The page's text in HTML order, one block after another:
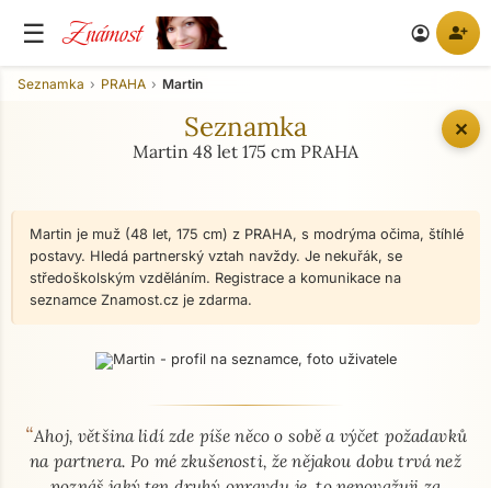
☰ Známost account_circle person_add
✕
Seznamka PRAHA Martin
Seznamka
Martin 48 let 175 cm PRAHA
Martin je muž (48 let, 175 cm) z PRAHA, s modrýma očima, štíhlé
postavy. Hledá partnerský vztah navždy. Je nekuřák, se
středoškolským vzděláním. Registrace a komunikace na
seznamce Znamost.cz je zdarma.
O mně - seznamka profil
“Ahoj, většina lidí zde píše něco o sobě a výčet požadavků
na partnera. Po mé zkušenosti, že nějakou dobu trvá než